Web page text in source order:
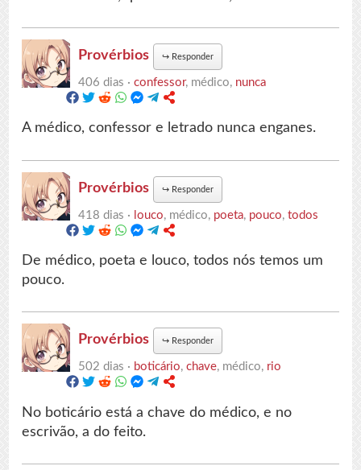
Provérbios ↪ Responder
406 dias ·confessor, médico, nunca
A médico, confessor e letrado nunca enganes.
Provérbios ↪ Responder
418 dias · louco, médico, poeta, pouco,todos
De médico, poeta e louco, todos nós temos um
pouco.
Provérbios ↪ Responder
502 dias · boticário,chave, médico, rio
No boticário está a chave do médico, e no
escrivão, a do feito.